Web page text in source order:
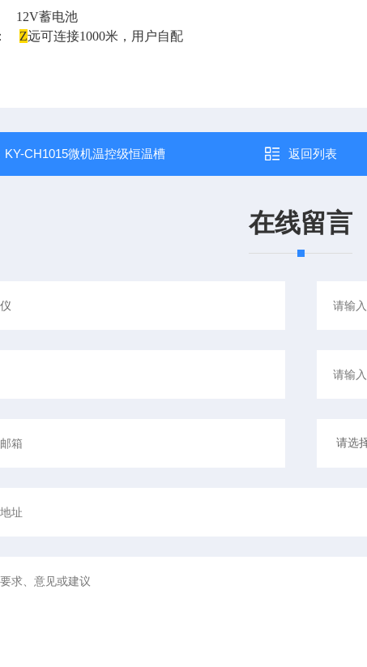
12V蓄电池
Z远可连接1000米，用户自配
KY-CH1015微机温控级恒温槽 返回列表
在线留言